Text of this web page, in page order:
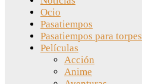
Ocio
Pasatiempos
Pasatiempos para torpes
Películas
Acción
Anime